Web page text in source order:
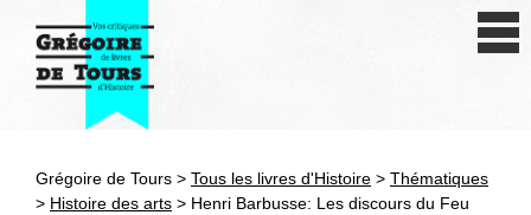
Antiquité
Grégoire de Tours > Tous les livres d'Histoire > Thématiques
> Histoire des arts > Henri Barbusse: Les discours du Feu